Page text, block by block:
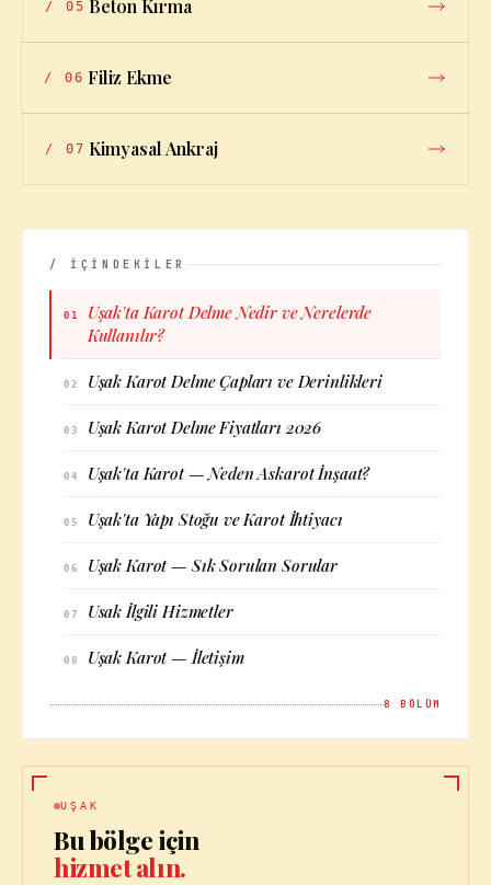
/ 05 Beton Kırma
/ 06 Filiz Ekme
/ 07 Kimyasal Ankraj
/ İÇİNDEKİLER
01
Uşak'ta Karot Delme Nedir ve Nerelerde
Kullanılır?
02 Uşak Karot Delme Çapları ve Derinlikleri
03 Uşak Karot Delme Fiyatları 2026
04 Uşak'ta Karot — Neden Askarot İnşaat?
05 Uşak'ta Yapı Stoğu ve Karot İhtiyacı
06 Uşak Karot — Sık Sorulan Sorular
07 Usak İlgili Hizmetler
08 Uşak Karot — İletişim
8 BÖLÜM
UŞAK
Bu bölge için
hizmet alın.